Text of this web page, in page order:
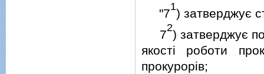
"71) затверджує
72) затверджує
якостi роботи
прокурорiв;